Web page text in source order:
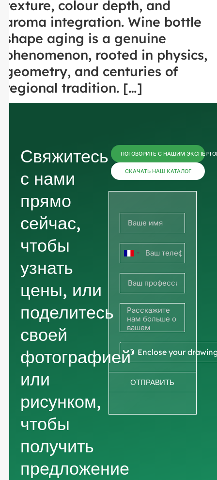
texture, colour depth, and
aroma integration. Wine bottle
shape aging is a genuine
phenomenon, rooted in physics,
geometry, and centuries of
regional tradition. […]
Свяжитесь
с нами
прямо
сейчас,
чтобы
узнать
цены, или
поделитесь
своей
фотографией
или
рисунком,
чтобы
получить
предложение
ПОГОВОРИТЕ С НАШИМ
СКАЧАТЬ НАШ КАТАЛОГ
Франция
+33
📎 Enclose your
ОТПРАВИТЬ